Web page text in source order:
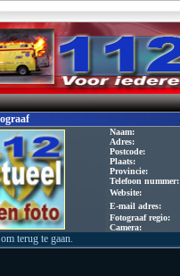
Naam:
Adres:
Postcode:
Plaats:
Provincie:
Telefoon nummer:
Website:
E-mail adres:
Fotograaf regio:
Camera:
terug te gaan.